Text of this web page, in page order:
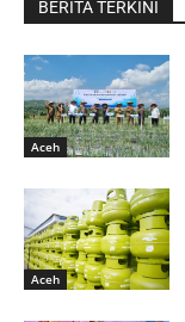
BERITA TERKINI
Aceh
Aceh